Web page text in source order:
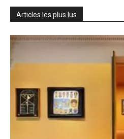
Articles les plus lus